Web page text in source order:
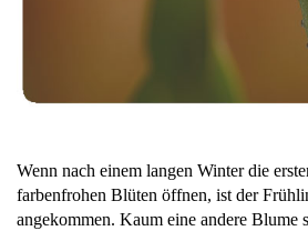
Wenn nach einem langen Winter die
farbenfrohen Blüten öffnen, ist der
angekommen. Kaum eine andere Blume